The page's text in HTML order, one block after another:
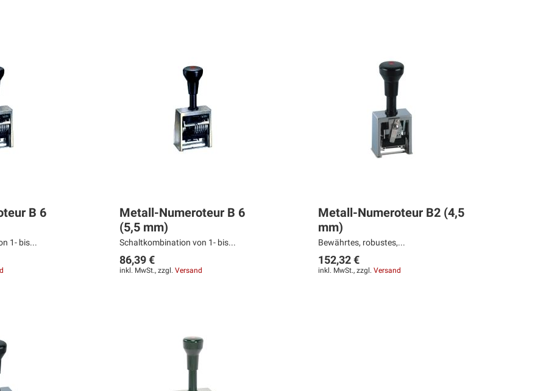
B 6
1- bis...
Metall-Numeroteur B 6
(5,5 mm)
Schaltkombination von 1- bis...
86,39 €
inkl. MwSt., zzgl. Versand
Metall-Numeroteur B2 (4,5
mm)
Bewährtes, robustes,...
152,32 €
inkl. MwSt., zzgl. Versand